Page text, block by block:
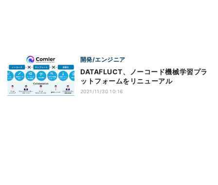
開発/エンジニア
DATAFLUCT、ノーコード機械学習プラ
ットフォームをリニューアル
2021/11/30 10:16